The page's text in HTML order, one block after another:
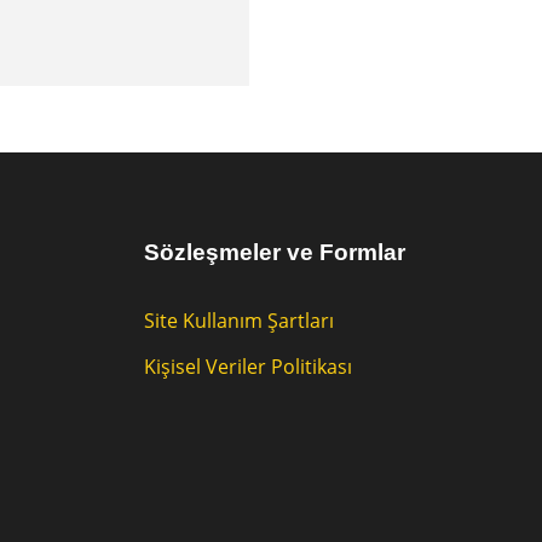
Sözleşmeler ve Formlar
Site Kullanım Şartları
Kişisel Veriler Politikası